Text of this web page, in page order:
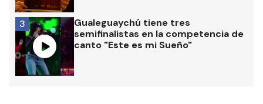
Gualeguaychú tiene tres
semifinalistas en la competencia de
canto "Este es mi Sueño"
3